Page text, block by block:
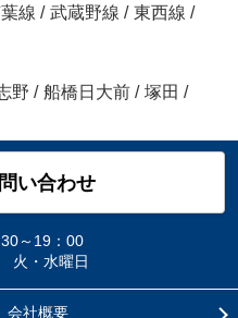
線 / 武蔵野線 / 東西線 /
野 / 船橋日大前 / 塚田 /
い合わせ
～19：00
火・水曜日
会社概要